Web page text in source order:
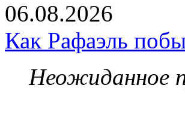
06.08.2026
Как Рафаэль
Неожиданное